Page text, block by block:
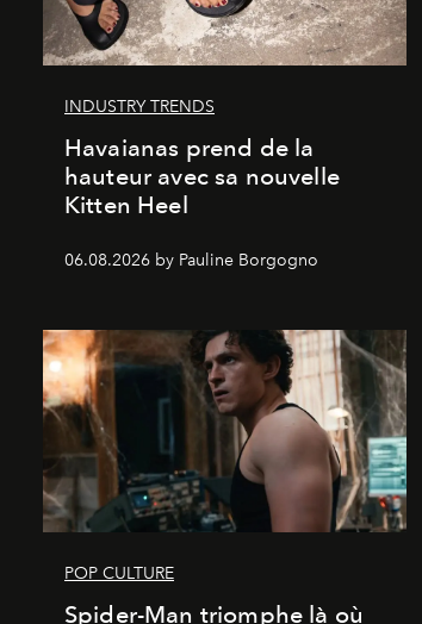
INDUSTRY TRENDS
Havaianas prend de la
hauteur avec sa nouvelle
Kitten Heel
06.08.2026 by Pauline Borgogno
POP CULTURE
Spider-Man triomphe là où